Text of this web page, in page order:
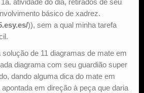
atividade do dia, retirados de seu
básico de xadrez.
)), sem a qual minha tarefa
de 11 diagramas de mate em
diagrama com seu guardião super
dando alguma dica do mate em
em direção à peça que daria